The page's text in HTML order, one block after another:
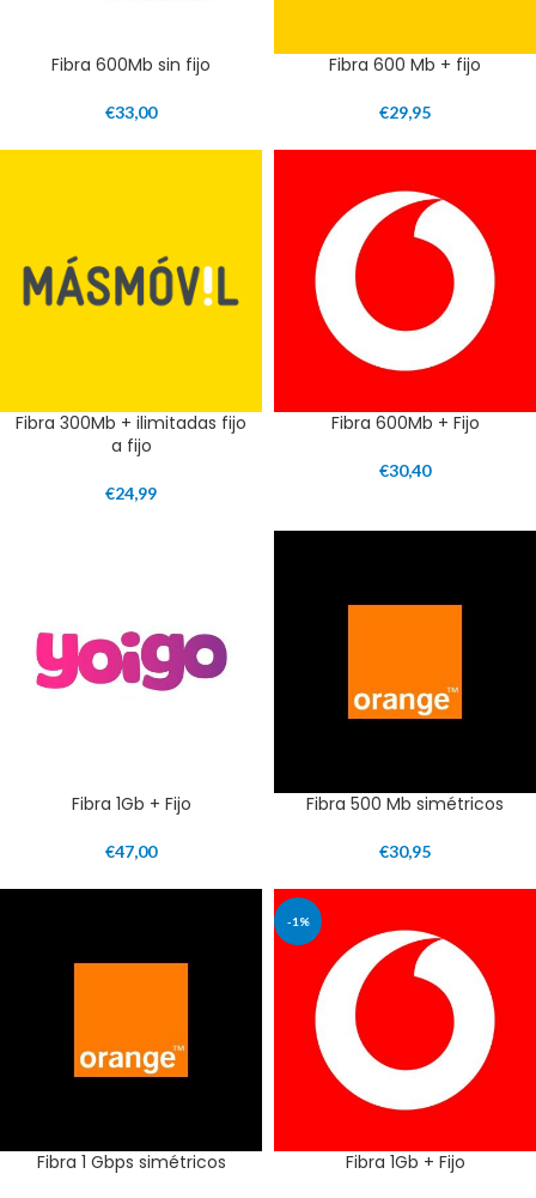
Fibra 600Mb sin fijo
€33,00
Fibra 600 Mb + fijo
€29,95
Fibra 300Mb + ilimitadas fijo
a fijo
€24,99
Fibra 600Mb + Fijo
€30,40
Fibra 1Gb + Fijo
€47,00
Fibra 500 Mb simétricos
€30,95
Fibra 1 Gbps simétricos
-1%
Fibra 1Gb + Fijo